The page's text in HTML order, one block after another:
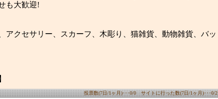
も大歓迎!
アクセサリー、スカーフ、木彫り、猫雑貨、動物雑貨、バッ
】
投票数(7日/1ヶ月)･･･0/0 サイトに行った数(7日/1ヶ月)･･･0/2